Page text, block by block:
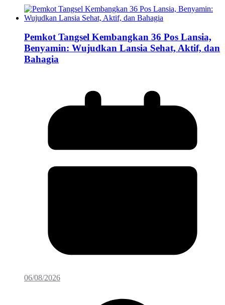
Pemkot Tangsel Kembangkan 36 Pos Lansia,
Benyamin: Wujudkan Lansia Sehat, Aktif, dan
Bahagia
06/08/2026